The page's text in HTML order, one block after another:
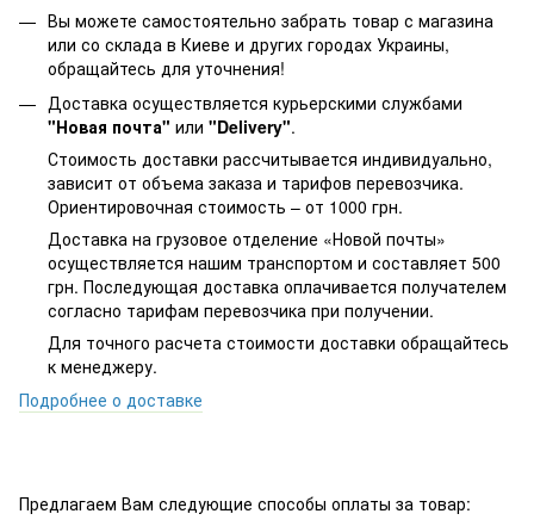
Вы можете самостоятельно забрать товар с магазина
или со склада в Киеве и других городах Украины,
обращайтесь для уточнения!
Доставка осуществляется курьерскими службами
"Новая почта" или "Delivery".
Стоимость доставки рассчитывается индивидуально,
зависит от объема заказа и тарифов перевозчика.
Ориентировочная стоимость – от 1000 грн.
Доставка на грузовое отделение «Новой почты»
осуществляется нашим транспортом и составляет 500
грн. Последующая доставка оплачивается получателем
согласно тарифам перевозчика при получении.
Для точного расчета стоимости доставки обращайтесь
к менеджеру.
Подробнее о доставке
Предлагаем Вам следующие способы оплаты за товар: